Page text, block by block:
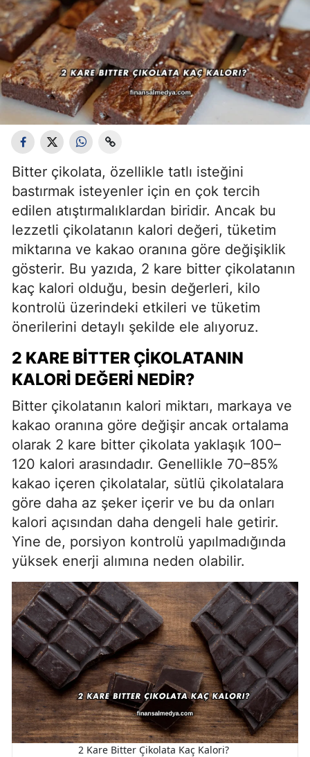
Bitter çikolata, özellikle tatlı isteğini
bastırmak isteyenler için en çok tercih
edilen atıştırmalıklardan biridir. Ancak bu
lezzetli çikolatanın kalori değeri, tüketim
miktarına ve kakao oranına göre değişiklik
gösterir. Bu yazıda, 2 kare bitter çikolatanın
kaç kalori olduğu, besin değerleri, kilo
kontrolü üzerindeki etkileri ve tüketim
önerilerini detaylı şekilde ele alıyoruz.
2 KARE BITTER ÇIKOLATANIN
KALORI DEĞERI NEDIR?
Bitter çikolatanın kalori miktarı, markaya ve
kakao oranına göre değişir ancak ortalama
olarak 2 kare bitter çikolata yaklaşık 100–
120 kalori arasındadır. Genellikle 70–85%
kakao içeren çikolatalar, sütlü çikolatalara
göre daha az şeker içerir ve bu da onları
kalori açısından daha dengeli hale getirir.
Yine de, porsiyon kontrolü yapılmadığında
yüksek enerji alımına neden olabilir.
2 Kare Bitter Çikolata Kaç Kalori?